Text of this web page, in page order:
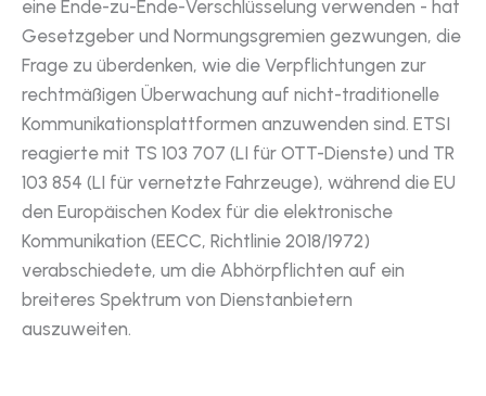
eine Ende-zu-Ende-Verschlüsselung verwenden - hat
Gesetzgeber und Normungsgremien gezwungen, die
Frage zu überdenken, wie die Verpflichtungen zur
rechtmäßigen Überwachung auf nicht-traditionelle
Kommunikationsplattformen anzuwenden sind. ETSI
reagierte mit TS 103 707 (LI für OTT-Dienste) und TR
103 854 (LI für vernetzte Fahrzeuge), während die EU
den Europäischen Kodex für die elektronische
Kommunikation (EECC, Richtlinie 2018/1972)
verabschiedete, um die Abhörpflichten auf ein
breiteres Spektrum von Dienstanbietern
auszuweiten.